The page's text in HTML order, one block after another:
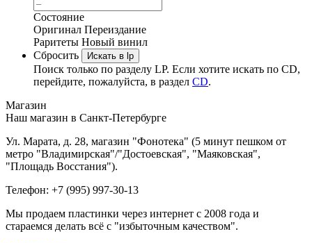
Состояние
Оригинал Переиздание
Раритеты Новый винил
Сбросить
Искать в lp
Поиск только по разделу LP. Если хотите искать по CD,
перейдите, пожалуйста, в раздел CD.
Магазин
Наш магазин в Санкт-Петербурге
Ул. Марата, д. 28, магазин "Фонотека" (5 минут пешком от
метро "Владимирская"/"Достоевская", "Маяковская",
"Площадь Восстания").
Телефон: +7 (995) 997-30-13
Мы продаем пластинки через интернет c 2008 года и
стараемся делать всё с "избыточным качеством".